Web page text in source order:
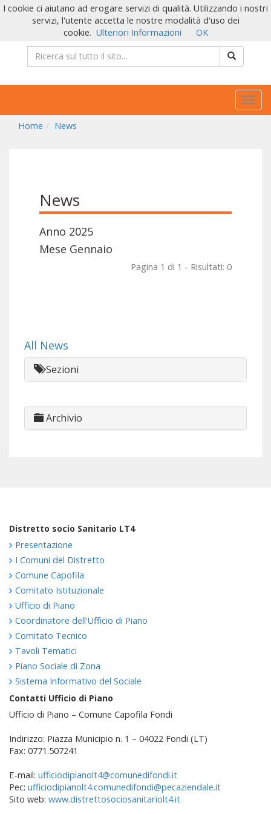
Home
News
News
Anno 2025
Mese Gennaio
Pagina 1 di 1 - Risultati: 0
All News
Sezioni
Archivio
Distretto socio Sanitario LT4
Presentazione
I Comuni del Distretto
Comune Capofila
Comitato Istituzionale
Ufficio di Piano
Coordinatore dell'Ufficio di Piano
Comitato Tecnico
Tavoli Tematici
Piano Sociale di Zona
Sistema Informativo del Sociale
Contatti Ufficio di Piano
Ufficio di Piano – Comune Capofila Fondi
Indirizzo: Piazza Municipio n. 1 – 04022 Fondi (LT)
Fax: 0771.507241
E-mail: ufficiodipianolt4@comunedifondi.it
Pec: ufficiodipianolt4.comunedifondi@pecaziendale.it
Sito web: www.distrettosociosanitariolt4.it
I cookie ci aiutano ad erogare servizi di qualità. Utilizzando i nostri
servizi, l'utente accetta le nostre modalità d'uso dei
cookie. Ulteriori Informazioni OK